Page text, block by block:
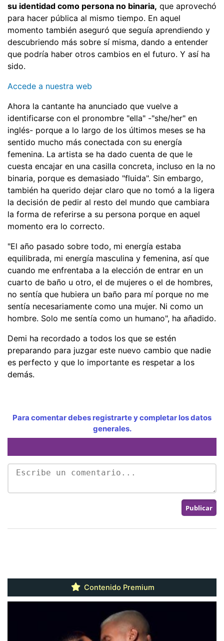
su identidad como persona no binaria, que aprovechó
para hacer pública al mismo tiempo. En aquel
momento también aseguró que seguía aprendiendo y
descubriendo más sobre sí misma, dando a entender
que podría haber otros cambios en el futuro. Y así ha
sido.
Accede a nuestra web
Ahora la cantante ha anunciado que vuelve a
identificarse con el pronombre "ella" -"she/her" en
inglés- porque a lo largo de los últimos meses se ha
sentido mucho más conectada con su energía
femenina. La artista se ha dado cuenta de que le
cuesta encajar en una casilla concreta, incluso en la no
binaria, porque es demasiado "fluida". Sin embargo,
también ha querido dejar claro que no tomó a la ligera
la decisión de pedir al resto del mundo que cambiara
la forma de referirse a su persona porque en aquel
momento era lo correcto.
"El año pasado sobre todo, mi energía estaba
equilibrada, mi energía masculina y femenina, así que
cuando me enfrentaba a la elección de entrar en un
cuarto de baño u otro, el de mujeres o el de hombres,
no sentía que hubiera un baño para mí porque no me
sentía necesariamente como una mujer. Ni como un
hombre. Solo me sentía como un humano", ha añadido.
Demi ha recordado a todos los que se estén
preparando para juzgar este nuevo cambio que nadie
es perfecto y que lo importante es respetar a los
demás.
Para comentar debes registrarte y completar los datos
generales.
Contenido Premium